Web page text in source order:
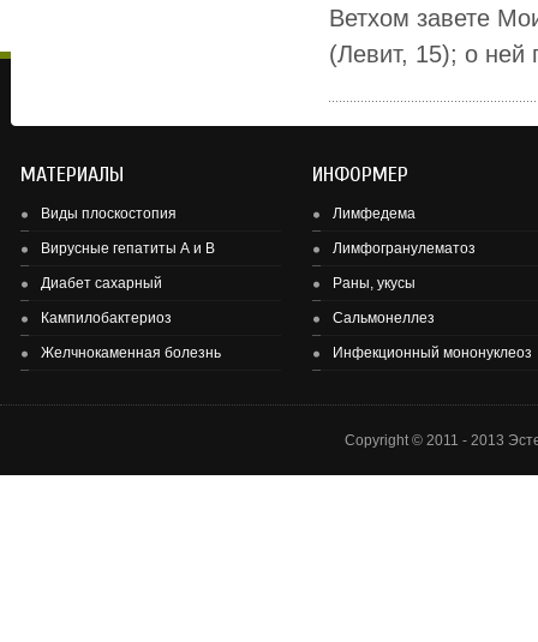
Ветхом завете
(Левит, 15); о ней
МАТЕРИАЛЫ
Виды плоскостопия
Вирусные гепатиты А и В
Диабет сахарный
Кампилобактериоз
Желчнокаменная болезнь
ИНФОРМЕР
Лимфедема
Лимфогранулематоз
Раны, укусы
Сальмонеллез
Инфекционный мононуклеоз
Здоровье детей и подростков - основа здоровье нации.
Copyright © 2011 - 2013